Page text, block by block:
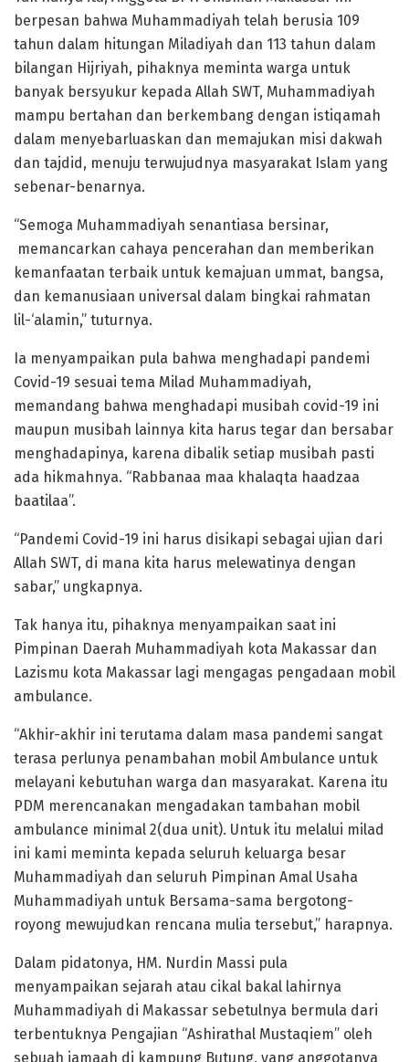
berpesan bahwa Muhammadiyah telah berusia 109
tahun dalam hitungan Miladiyah dan 113 tahun dalam
bilangan Hijriyah, pihaknya meminta warga untuk
banyak bersyukur kepada Allah SWT, Muhammadiyah
mampu bertahan dan berkembang dengan istiqamah
dalam menyebarluaskan dan memajukan misi dakwah
dan tajdid, menuju terwujudnya masyarakat Islam yang
sebenar-benarnya.
“Semoga Muhammadiyah senantiasa bersinar,
memancarkan cahaya pencerahan dan memberikan
kemanfaatan terbaik untuk kemajuan ummat, bangsa,
dan kemanusiaan universal dalam bingkai rahmatan
lil-‘alamin,” tuturnya.
Ia menyampaikan pula bahwa menghadapi pandemi
Covid-19 sesuai tema Milad Muhammadiyah,
memandang bahwa menghadapi musibah covid-19 ini
maupun musibah lainnya kita harus tegar dan bersabar
menghadapinya, karena dibalik setiap musibah pasti
ada hikmahnya. “Rabbanaa maa khalaqta haadzaa
baatilaa”.
“Pandemi Covid-19 ini harus disikapi sebagai ujian dari
Allah SWT, di mana kita harus melewatinya dengan
sabar,” ungkapnya.
Tak hanya itu, pihaknya menyampaikan saat ini
Pimpinan Daerah Muhammadiyah kota Makassar dan
Lazismu kota Makassar lagi mengagas pengadaan mobil
ambulance.
“Akhir-akhir ini terutama dalam masa pandemi sangat
terasa perlunya penambahan mobil Ambulance untuk
melayani kebutuhan warga dan masyarakat. Karena itu
PDM merencanakan mengadakan tambahan mobil
ambulance minimal 2(dua unit). Untuk itu melalui milad
ini kami meminta kepada seluruh keluarga besar
Muhammadiyah dan seluruh Pimpinan Amal Usaha
Muhammadiyah untuk Bersama-sama bergotong-
royong mewujudkan rencana mulia tersebut,” harapnya.
Dalam pidatonya, HM. Nurdin Massi pula
menyampaikan sejarah atau cikal bakal lahirnya
Muhammadiyah di Makassar sebetulnya bermula dari
terbentuknya Pengajian “Ashirathal Mustaqiem” oleh
sebuah jamaah di kampung Butung, yang anggotanya